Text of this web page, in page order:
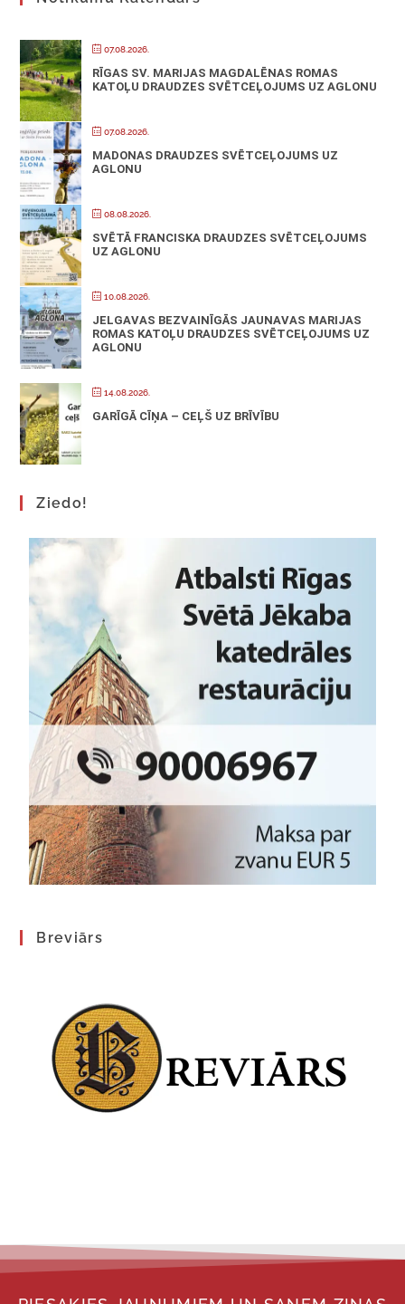
07.08.2026.
RĪGAS SV. MARIJAS MAGDALĒNAS ROMAS
KATOĻU DRAUDZES SVĒTCEĻOJUMS UZ AGLONU
07.08.2026.
MADONAS DRAUDZES SVĒTCEĻOJUMS UZ
AGLONU
08.08.2026.
SVĒTĀ FRANCISKA DRAUDZES SVĒTCEĻOJUMS
UZ AGLONU
10.08.2026.
JELGAVAS BEZVAINĪGĀS JAUNAVAS MARIJAS
ROMAS KATOĻU DRAUDZES SVĒTCEĻOJUMS UZ
AGLONU
14.08.2026.
GARĪGĀ CĪŅA – CEĻŠ UZ BRĪVĪBU
Ziedo!
Breviārs